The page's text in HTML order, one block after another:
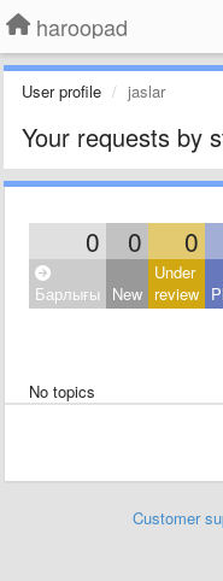
haroopad
User profile jaslar
Your requests by
0 0 0
Барлығы New
Under
review
No topics
Customer